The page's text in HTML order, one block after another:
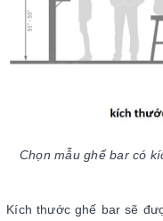
Chọn mẫu ghế bar có
Kích thước ghế bar sẽ